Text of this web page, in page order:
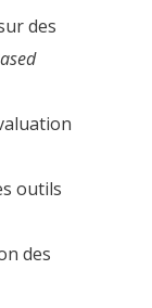
des
outils
des